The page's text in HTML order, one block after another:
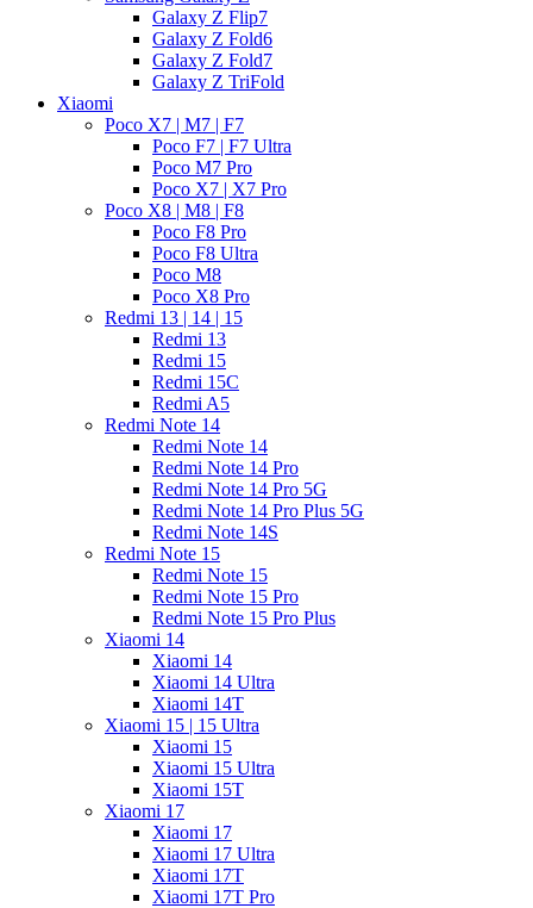
Galaxy Z Flip7
Galaxy Z Fold6
Galaxy Z Fold7
Galaxy Z TriFold
Xiaomi
Poco X7 | M7 | F7
Poco F7 | F7 Ultra
Poco M7 Pro
Poco X7 | X7 Pro
Poco X8 | M8 | F8
Poco F8 Pro
Poco F8 Ultra
Poco M8
Poco X8 Pro
Redmi 13 | 14 | 15
Redmi 13
Redmi 15
Redmi 15C
Redmi A5
Redmi Note 14
Redmi Note 14
Redmi Note 14 Pro
Redmi Note 14 Pro 5G
Redmi Note 14 Pro Plus 5G
Redmi Note 14S
Redmi Note 15
Redmi Note 15
Redmi Note 15 Pro
Redmi Note 15 Pro Plus
Xiaomi 14
Xiaomi 14
Xiaomi 14 Ultra
Xiaomi 14T
Xiaomi 15 | 15 Ultra
Xiaomi 15
Xiaomi 15 Ultra
Xiaomi 15T
Xiaomi 17
Xiaomi 17
Xiaomi 17 Ultra
Xiaomi 17T
Xiaomi 17T Pro